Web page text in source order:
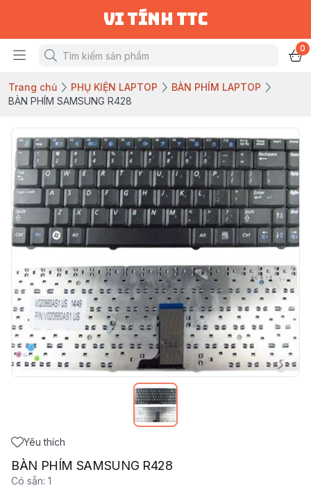
vi tính ttc
0
Trang chủ PHỤ KIỆN LAPTOP
BÀN PHÍM LAPTOP
BÀN PHÍM SAMSUNG R428
Yêu thích
BÀN PHÍM SAMSUNG R428
Có sẵn: 1